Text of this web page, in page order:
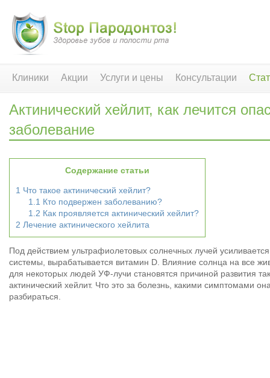
Клиники Акции Услуги и цены Консультации
Актинический хейлит, как лечится
заболевание
Содержание статьи
1 Что такое актинический хейлит?
1.1 Кто подвержен заболеванию?
1.2 Как проявляется актинический хейлит?
2 Лечение актинического хейлита
Под действием ультрафиолетовых солнечных лучей
системы, вырабатывается витамин D. Влияние солнца на все
для некоторых людей УФ-лучи становятся причиной развития
актинический хейлит. Что это за болезнь, какими симптомами
разбираться.